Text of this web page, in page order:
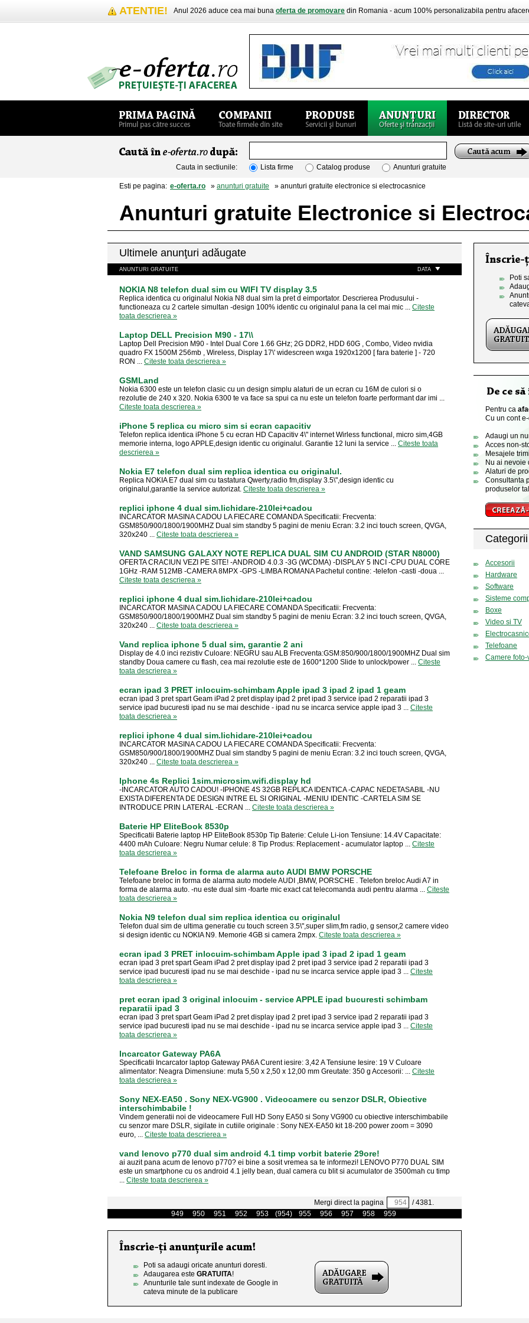
ATENTIE! Anul 2026 aduce cea mai buna oferta de promovare din Romania - acum 100% personalizabila pentru
Cauta in sectiunile: Lista firme Catalog produse Anunturi gratuite
Esti pe pagina: e-oferta.ro » anunturi gratuite » anunturi gratuite electronice si electrocasnice
Anunturi gratuite Electronice si
Ultimele anunţuri adăugate
ANUNTURI GRATUITE DATA
NOKIA N8 telefon dual sim cu WIFI TV display 3.5
Replica identica cu originalul Nokia N8 dual sim la pret d eimportator. Descrierea Produsului -
functioneaza cu 2 cartele simultan -design 100% identic cu originalul pana la cel mai mic ... Citeste
toata descrierea »
Laptop DELL Precision M90 - 17\\
Laptop Dell Precision M90 - Intel Dual Core 1.66 GHz; 2G DDR2, HDD 60G , Combo, Video nvidia
quadro FX 1500M 256mb , Wireless, Display 17\' widescreen wxga 1920x1200 [ fara baterie ] - 720
RON ... Citeste toata descrierea »
GSMLand
Nokia 6300 este un telefon clasic cu un design simplu alaturi de un ecran cu 16M de culori si o
rezolutie de 240 x 320. Nokia 6300 te va face sa spui ca nu este un telefon foarte performant dar imi ...
Citeste toata descrierea »
iPhone 5 replica cu micro sim si ecran capacitiv
Telefon replica identica iPhone 5 cu ecran HD Capacitiv 4\" internet Wirless functional, micro sim,4GB
memorie interna, logo APPLE,design identic cu originalul. Garantie 12 luni la service ... Citeste toata
descrierea »
Nokia E7 telefon dual sim replica identica cu originalul.
Replica NOKIA E7 dual sim cu tastatura Qwerty,radio fm,display 3.5\",design identic cu
originalul,garantie la service autorizat. Citeste toata descrierea »
replici iphone 4 dual sim.lichidare-210lei+cadou
INCARCATOR MASINA CADOU LA FIECARE COMANDA Specificatii: Frecventa:
GSM850/900/1800/1900MHZ Dual sim standby 5 pagini de meniu Ecran: 3.2 inci touch screen, QVGA,
320x240 ... Citeste toata descrierea »
VAND SAMSUNG GALAXY NOTE REPLICA DUAL SIM CU ANDROID (STAR N8000)
OFERTA CRACIUN VEZI PE SITE! -ANDROID 4.0.3 -3G (WCDMA) -DISPLAY 5 INCI -CPU DUAL CORE
1GHz -RAM 512MB -CAMERA 8MPX -GPS -LIMBA ROMANA Pachetul contine: -telefon -casti -doua ...
Citeste toata descrierea »
replici iphone 4 dual sim.lichidare-210lei+cadou
INCARCATOR MASINA CADOU LA FIECARE COMANDA Specificatii: Frecventa:
GSM850/900/1800/1900MHZ Dual sim standby 5 pagini de meniu Ecran: 3.2 inci touch screen, QVGA,
320x240 ... Citeste toata descrierea »
Vand replica iphone 5 dual sim, garantie 2 ani
Display de 4.0 inci rezistiv Culoare: NEGRU sau ALB Frecventa:GSM:850/900/1800/1900MHZ Dual sim
standby Doua camere cu flash, cea mai rezolutie este de 1600*1200 Slide to unlock/power ... Citeste
toata descrierea »
ecran ipad 3 PRET inlocuim-schimbam Apple ipad 3 ipad 2 ipad 1 geam
ecran ipad 3 pret spart Geam iPad 2 pret display ipad 2 pret ipad 3 service ipad 2 reparatii ipad 3
service ipad bucuresti ipad nu se mai deschide - ipad nu se incarca service apple ipad 3 ... Citeste
toata descrierea »
replici iphone 4 dual sim.lichidare-210lei+cadou
INCARCATOR MASINA CADOU LA FIECARE COMANDA Specificatii: Frecventa:
GSM850/900/1800/1900MHZ Dual sim standby 5 pagini de meniu Ecran: 3.2 inci touch screen, QVGA,
320x240 ... Citeste toata descrierea »
Iphone 4s Replici 1sim.microsim.wifi.display hd
-INCARCATOR AUTO CADOU! -IPHONE 4S 32GB REPLICA IDENTICA -CAPAC NEDETASABIL -NU
EXISTA DIFERENTA DE DESIGN INTRE EL SI ORIGINAL -MENIU IDENTIC -CARTELA SIM SE
INTRODUCE PRIN LATERAL -ECRAN ... Citeste toata descrierea »
Baterie HP EliteBook 8530p
Specificatii Baterie laptop HP EliteBook 8530p Tip Baterie: Celule Li-ion Tensiune: 14.4V Capacitate:
4400 mAh Culoare: Negru Numar celule: 8 Tip Produs: Replacement - acumulator laptop ... Citeste
toata descrierea »
Telefoane Breloc in forma de alarma auto AUDI BMW PORSCHE
Telefoane breloc in forma de alarma auto modele AUDI ,BMW, PORSCHE . Telefon breloc Audi A7 in
forma de alarma auto. -nu este dual sim -foarte mic exact cat telecomanda audi pentru alarma ... Citeste
toata descrierea »
Nokia N9 telefon dual sim replica identica cu originalul
Telefon dual sim de ultima generatie cu touch screen 3.5\",super slim,fm radio, g sensor,2 camere video
si design identic cu NOKIA N9. Memorie 4GB si camera 2mpx. Citeste toata descrierea »
ecran ipad 3 PRET inlocuim-schimbam Apple ipad 3 ipad 2 ipad 1 geam
ecran ipad 3 pret spart Geam iPad 2 pret display ipad 2 pret ipad 3 service ipad 2 reparatii ipad 3
service ipad bucuresti ipad nu se mai deschide - ipad nu se incarca service apple ipad 3 ... Citeste
toata descrierea »
pret ecran ipad 3 original inlocuim - service APPLE ipad bucuresti schimbam
reparatii ipad 3
ecran ipad 3 pret spart Geam iPad 2 pret display ipad 2 pret ipad 3 service ipad 2 reparatii ipad 3
service ipad bucuresti ipad nu se mai deschide - ipad nu se incarca service apple ipad 3 ... Citeste
toata descrierea »
Incarcator Gateway PA6A
Specificatii Incarcator laptop Gateway PA6A Curent iesire: 3,42 A Tensiune Iesire: 19 V Culoare
alimentator: Neagra Dimensiune: mufa 5,50 x 2,50 x 12,00 mm Greutate: 350 g Accesorii: ... Citeste
toata descrierea »
Sony NEX-EA50 . Sony NEX-VG900 . Videocamere cu senzor DSLR, Obiective
interschimbabile !
Vindem generatii noi de videocamere Full HD Sony EA50 si Sony VG900 cu obiective interschimbabile
cu senzor mare DSLR, sigilate in cutiile originale : Sony NEX-EA50 kit 18-200 power zoom = 3090
euro, ... Citeste toata descrierea »
vand lenovo p770 dual sim android 4.1 timp vorbit baterie 29ore!
ai auzit pana acum de lenovo p770? ei bine a sosit vremea sa te informezi! LENOVO P770 DUAL SIM
este un smartphone cu os android 4.1 jelly bean, dual camera cu blit si acumulator de 3500mah cu timp
... Citeste toata descrierea »
Mergi direct la pagina
/ 4381.
949
950 951 952 953 (954) 955 956 957 958 959
Poti sa adaugi oricate anunturi doresti.
Adaugarea este GRATUITA!
Anunturile tale sunt indexate de Google in
cateva minute de la publicare
Poti
Pentru ca
Cu un cont
Adaugi un
Acces non-
Mesajele
Nu ai nevoie
Alaturi de
Consultanta
produselor
Categorii
Accesorii
Hardware
Software
Sisteme
Boxe
Video si TV
Telefoane
Camere